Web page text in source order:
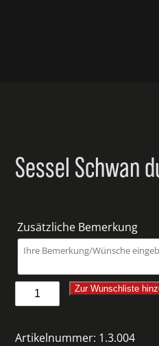
Sessel Schwan
Zusätzliche Bemerkung
Sessel
Schwan
Zur Wunschliste
Artikelnummer: 1.3.004